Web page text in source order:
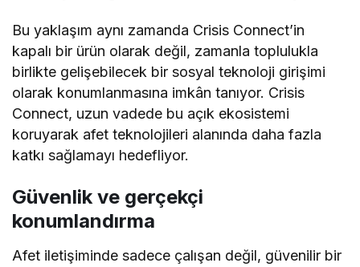
Bu yaklaşım aynı zamanda Crisis Connect’in
kapalı bir ürün olarak değil, zamanla toplulukla
birlikte gelişebilecek bir sosyal teknoloji girişimi
olarak konumlanmasına imkân tanıyor. Crisis
Connect, uzun vadede bu açık ekosistemi
koruyarak afet teknolojileri alanında daha fazla
katkı sağlamayı hedefliyor.
Güvenlik ve gerçekçi
konumlandırma
Afet iletişiminde sadece çalışan değil, güvenilir bir